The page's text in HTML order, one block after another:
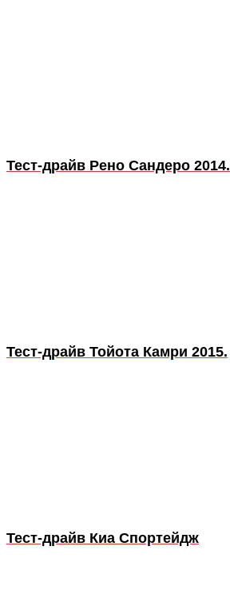
Тест-драйв Рено Сандеро 2014.
Тест-драйв Тойота Камри 2015.
Тест-драйв Киа Спортейдж